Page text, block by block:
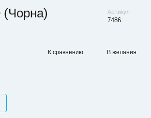
(Чорна) Артикул
7486
К сравнению В желания